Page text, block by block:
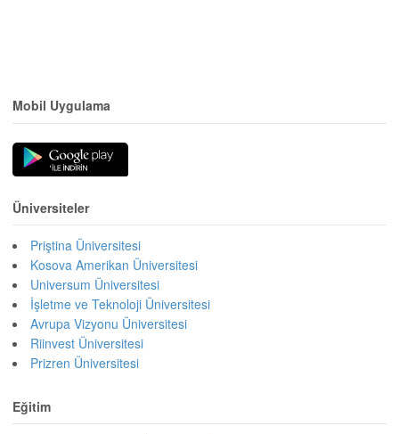
Mobil Uygulama
Üniversiteler
Priştina Üniversitesi
Kosova Amerikan Üniversitesi
Universum Üniversitesi
İşletme ve Teknoloji Üniversitesi
Avrupa Vizyonu Üniversitesi
Riinvest Üniversitesi
Prizren Üniversitesi
Eğitim